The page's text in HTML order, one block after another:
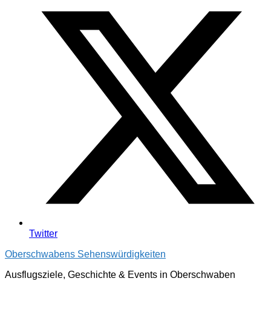
Twitter
Oberschwabens Sehenswürdigkeiten
Ausflugsziele, Geschichte & Events in Oberschwaben